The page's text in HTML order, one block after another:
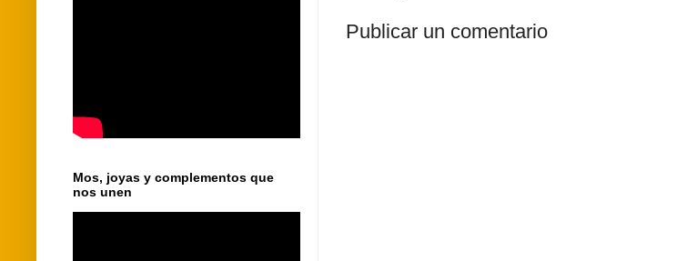
Publicar un comentario
Mos, joyas y complementos que
nos unen